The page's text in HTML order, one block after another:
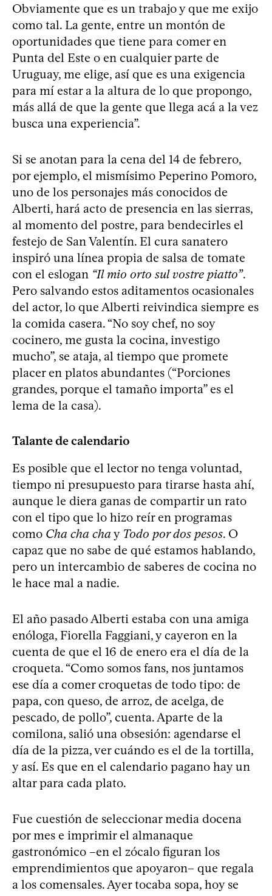
Obviamente que es un trabajo y que me exijo
como tal. La gente, entre un montón de
oportunidades que tiene para comer en
Punta del Este o en cualquier parte de
Uruguay, me elige, así que es una exigencia
para mí estar a la altura de lo que propongo,
más allá de que la gente que llega acá a la vez
busca una experiencia”.
Si se anotan para la cena del 14 de febrero,
por ejemplo, el mismísimo Peperino Pomoro,
uno de los personajes más conocidos de
Alberti, hará acto de presencia en las sierras,
al momento del postre, para bendecirles el
festejo de San Valentín. El cura sanatero
inspiró una línea propia de salsa de tomate
con el eslogan “Il mio orto sul vostre piatto”.
Pero salvando estos aditamentos ocasionales
del actor, lo que Alberti reivindica siempre es
la comida casera. “No soy chef, no soy
cocinero, me gusta la cocina, investigo
mucho”, se ataja, al tiempo que promete
placer en platos abundantes (“Porciones
grandes, porque el tamaño importa” es el
lema de la casa).
Talante de calendario
Es posible que el lector no tenga voluntad,
tiempo ni presupuesto para tirarse hasta ahí,
aunque le diera ganas de compartir un rato
con el tipo que lo hizo reír en programas
como Cha cha chay Todo por dos pesos. O
capaz que no sabe de qué estamos hablando,
pero un intercambio de saberes de cocina no
le hace mal a nadie.
El año pasado Alberti estaba con una amiga
enóloga, Fiorella Faggiani, y cayeron en la
cuenta de que el 16 de enero era el día de la
croqueta. “Como somos fans, nos juntamos
ese día a comer croquetas de todo tipo: de
papa, con queso, de arroz, de acelga, de
pescado, de pollo”, cuenta. Aparte de la
comilona, salió una obsesión: agendarse el
día de la pizza, ver cuándo es el de la tortilla,
y así. Es que en el calendario pagano hay un
altar para cada plato.
Fue cuestión de seleccionar media docena
por mes e imprimir el almanaque
gastronómico –en el zócalo figuran los
emprendimientos que apoyaron– que regala
a los comensales. Ayer tocaba sopa, hoy se